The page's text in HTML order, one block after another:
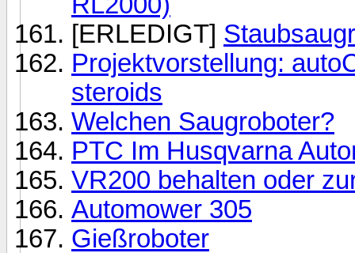
[ERLEDIGT]
Projektvorstellung:
steroids
Welchen Saugroboter?
PTC Im Husqvarna
VR200 behalten oder
Automower 305
Gießroboter